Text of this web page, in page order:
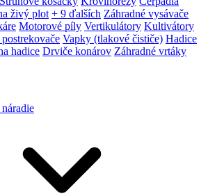
živý plot + 9 ďalších Záhradné vysávače
Motorové píly Vertikulátory Kultivátory
Vapky (tlakové čističe) Hadice
hadice Drviče konárov Záhradné vrtáky